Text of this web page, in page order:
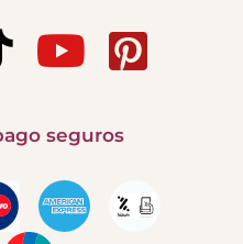
seguros